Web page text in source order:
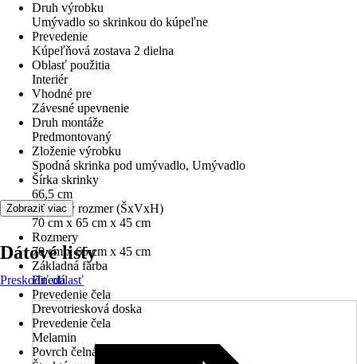
Druh výrobku
Umývadlo so skrinkou do kúpeľne
Prevedenie
Kúpeľňová zostava 2 dielna
Oblasť použitia
Interiér
Vhodné pre
Závesné upevnenie
Druh montáže
Predmontovaný
Zloženie výrobku
Spodná skrinka pod umývadlo, Umývadlo
Šírka skrinky
66,5 cm
Celkový rozmer (ŠxVxH)
70 cm x 65 cm x 45 cm
Rozmery
70 cm x 65 cm x 45 cm
Základná farba
Hnedá
Prevedenie čela
Drevotriesková doska
Prevedenie čela
Melamin
Povrch čelná strana
Zobraziť viac
Dátové listy
Preskočiť oblasť